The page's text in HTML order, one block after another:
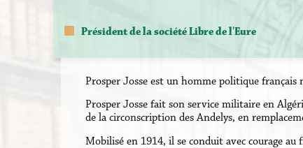
Présidentde la société Libre de l'Eure
Prosper Josse est un homme politique
Prosper Josse fait son service militaire en
de la circonscription des Andelys, en
Mobilisé en 1914, il se conduit avec courage